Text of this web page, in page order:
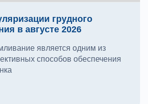
грудного
в августе 2026
является одним из
способов обеспечения